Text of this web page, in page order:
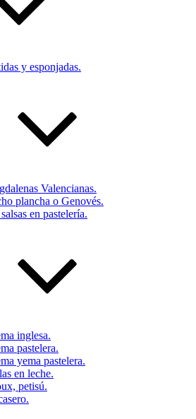
y esponjadas.
Valencianas.
plancha o Genovés.
en pastelería.
inglesa.
pastelera.
yema pastelera.
en leche.
petisú.